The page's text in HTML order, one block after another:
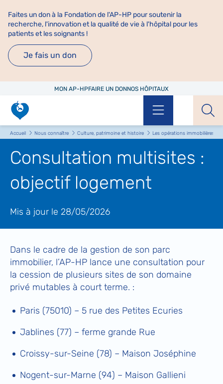
Faites un don à la Fondation de l'AP-HP pour soutenir la
recherche, l'innovation et la qualité de vie à l'hôpital pour les
patients et les soignants !
Je fais un don
MON AP-HPFAIRE UN DONNOS HÔPITAUX
Menu
Accueil Nous connaître Culture, patrimoine et histoire Les opérations immobilières
Consultation multisites :
objectif logement
Mis à jour le 28/05/2026
Dans le cadre de la gestion de son parc
immobilier, l’AP-HP lance une consultation pour
la cession de plusieurs sites de son domaine
privé mutables à court terme. :
Paris (75010) – 5 rue des Petites Ecuries
Jablines (77) – ferme grande Rue
Croissy-sur-Seine (78) – Maison Joséphine
Nogent-sur-Marne (94) – Maison Gallieni